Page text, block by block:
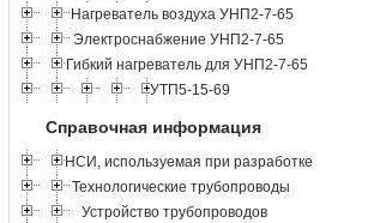
Нагреватель воздуха УНП2-7-65
Электроснабжение УНП2-7-65
Гибкий нагреватель для УНП2-7-65
УТП5-15-69
Справочная информация
НСИ, используемая при разработке
Технологические трубопроводы
Устройство трубопроводов